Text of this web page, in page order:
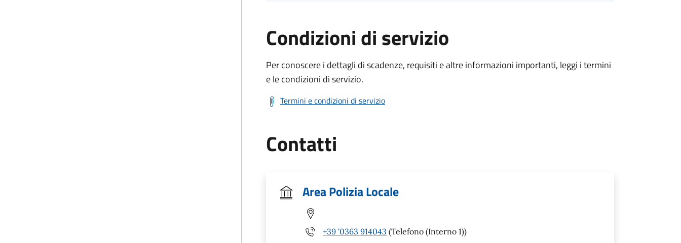
Condizioni di servizio
Per conoscere i dettagli di scadenze, requisiti e altre informazioni importanti, leggi i termini
e le condizioni di servizio.
Termini e condizioni di servizio
Contatti
Area Polizia Locale
+39 '0363 914043 (Telefono (Interno 1))